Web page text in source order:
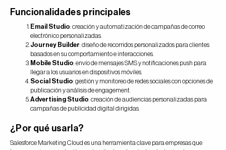
Funcionalidades principales
Email Studio: creación y automatización de campañas de correo
electrónico personalizadas.
Journey Builder: diseño de recorridos personalizados para clientes
basados en su comportamiento e interacciones.
Mobile Studio: envío de mensajes SMS y notificaciones push para
llegar a los usuarios en dispositivos móviles.
Social Studio: gestión y monitoreo de redes sociales con opciones de
publicación y análisis de engagement.
Advertising Studio: creación de audiencias personalizadas para
campañas de publicidad digital dirigidas.
¿Por qué usarla?
Salesforce Marketing Cloud es una herramienta clave para empresas que